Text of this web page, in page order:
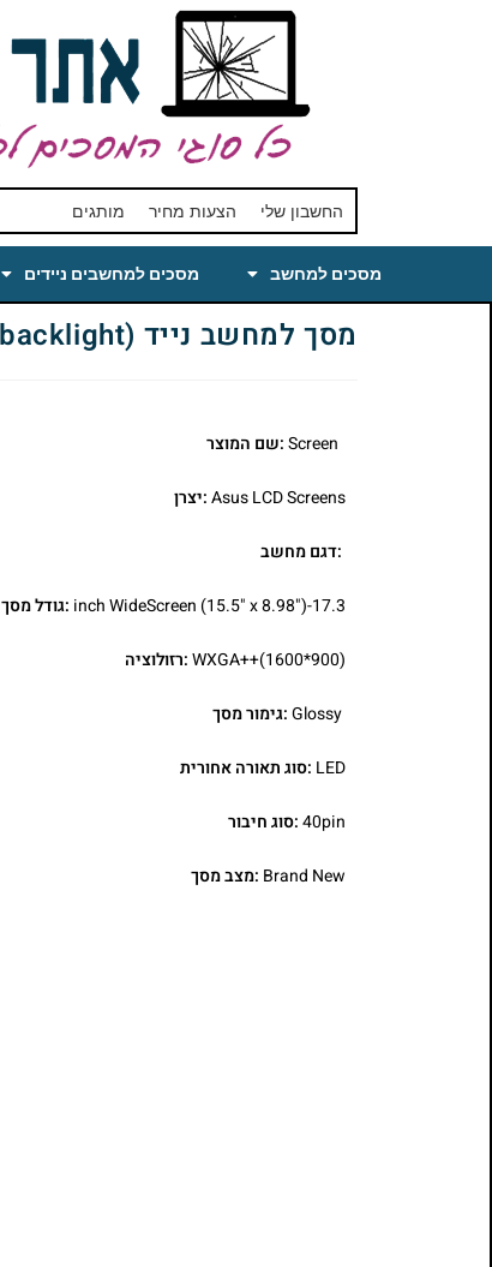
החשבון שלי הצעות מחיר מותגים
מסכים למחשב מסכים למחשבים ניידים
מסך למחשב נייד Asus Pro 79IJ LCD Screen 17.3 WXGA++ Right Connector (LED backlight)
:שם המוצר
Asus LCD Screens:יצרן
:דגם מחשב
17.3-inch WideScreen (15.5" x 8.98") :גודל מסך
WXGA++(1600*900):רזולוציה
Glossy:גימור מסך
LED :סוג תאורה אחורית
40pin:סוג חיבור
Brand New :מצב מסך